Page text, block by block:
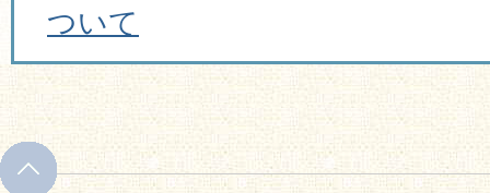
ついて